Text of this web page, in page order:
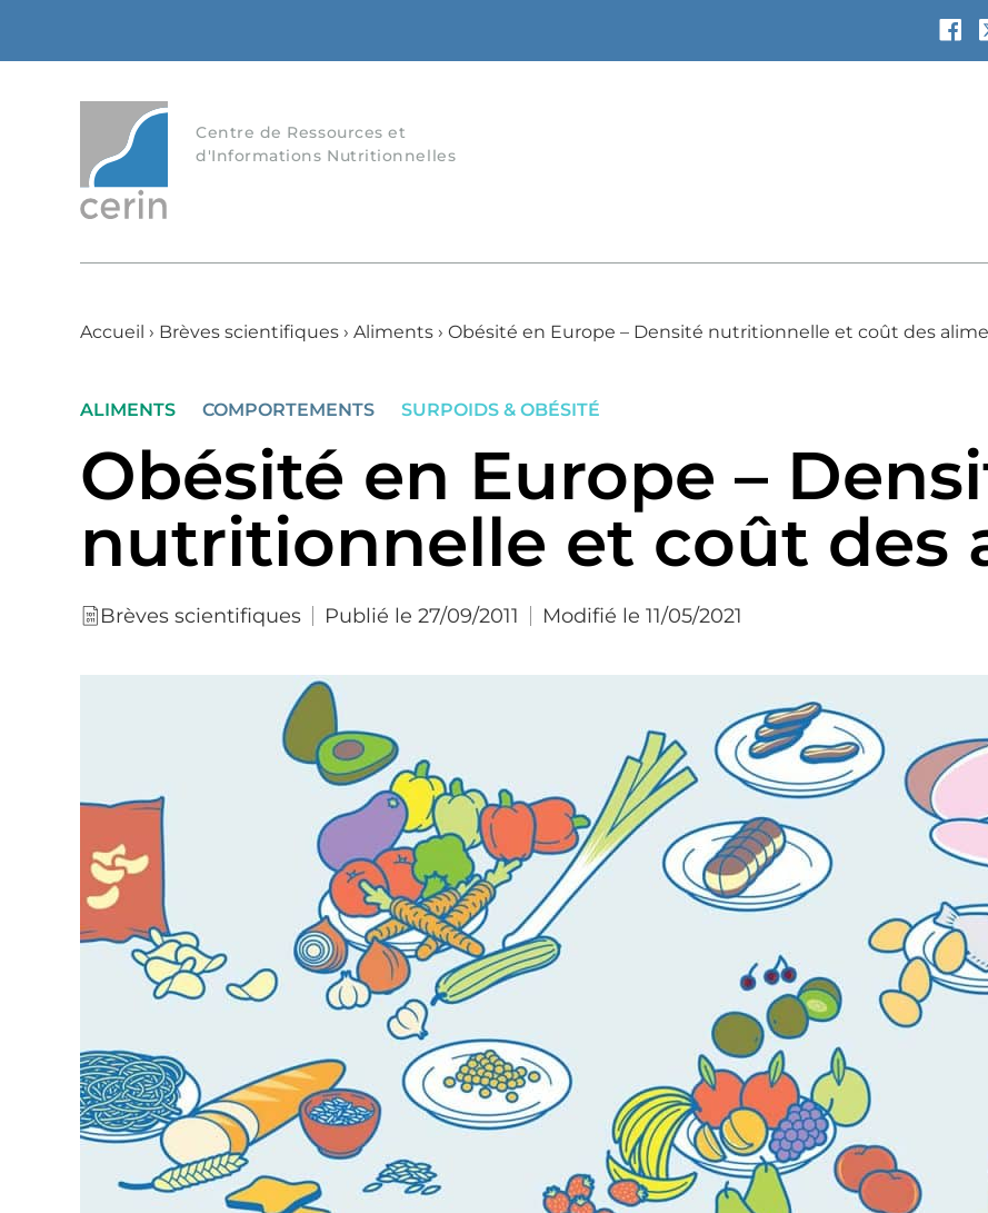
Centre de Ressources et
d'Informations Nutritionnelles
Accueil › Brèves scientifiques › Aliments › Obésité en Europe – Densité nutritionnelle et coût des
ALIMENTS COMPORTEMENTS SURPOIDS & OBÉSITÉ
Obésité en Europe –
nutritionnelle et coût des
Brèves scientifiques Publié le 27/09/2011 Modifié le 11/05/2021